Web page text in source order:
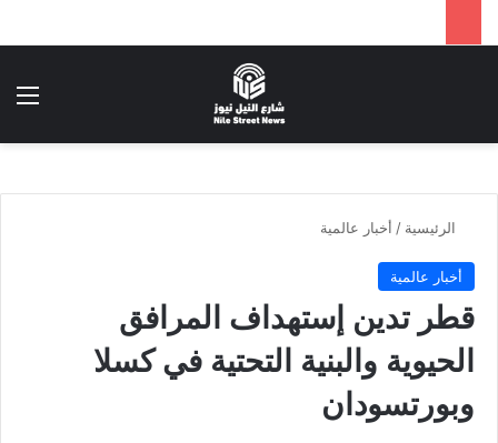
الرئيسية / أخبار عالمية
أخبار عالمية
قطر تدين إستهداف المرافق
الحيوية والبنية التحتية في كسلا
وبورتسودان